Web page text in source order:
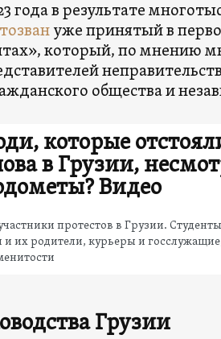
года в результате
уже принятый в
который, по мнению
общества и
которые
в Грузии,
Видео
протестов в Грузии.
и их родители, курьеры и
Грузии